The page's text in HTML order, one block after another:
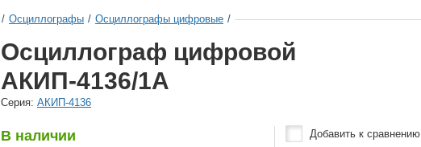
/ Осциллографы / Осциллографы цифровые /
Осциллограф цифровой
АКИП-4136/1А
Cерия: АКИП-4136
В наличии Добавить к сравнению